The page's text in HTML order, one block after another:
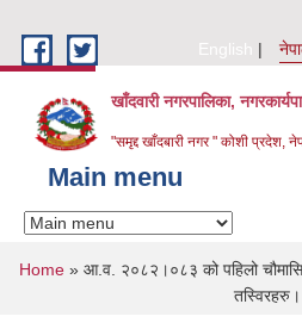
English
खाँदवारी नगरपालिका,
"समृद्द खाँदबारी नगर " कोशी प्रदेश,
Main menu
You are here
Home» आ.व. २०८२।०८३ को पहिलो
तस्विरहरु।